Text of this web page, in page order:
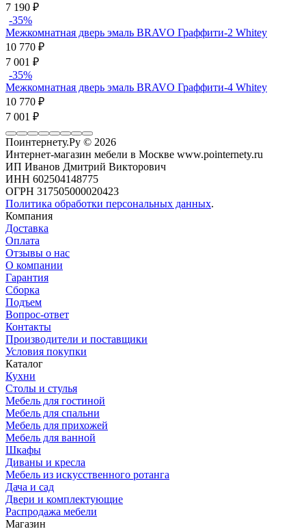
7 190 ₽
-35%
Межкомнатная дверь эмаль BRAVO Граффити-2 Whitey
10 770 ₽
7 001 ₽
-35%
Межкомнатная дверь эмаль BRAVO Граффити-4 Whitey
10 770 ₽
7 001 ₽
Поинтернету.Ру © 2026
Интернет-магазин мебели в Москве www.pointernety.ru
ИП Иванов Дмитрий Викторович
ИНН 602504148775
ОГРН 317505000020423
Политика обработки персональных данных.
Компания
Доставка
Оплата
Отзывы о нас
О компании
Гарантия
Сборка
Подъем
Вопрос-ответ
Контакты
Производители и поставщики
Условия покупки
Каталог
Кухни
Столы и стулья
Мебель для гостиной
Мебель для спальни
Мебель для прихожей
Мебель для ванной
Шкафы
Диваны и кресла
Мебель из искусственного ротанга
Дача и сад
Двери и комплектующие
Распродажа мебели
Магазин